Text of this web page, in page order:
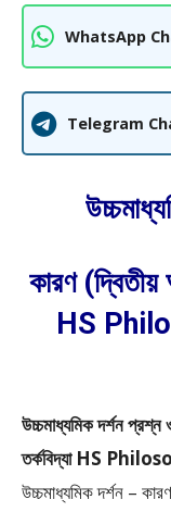
WhatsApp
Telegram
কারণ
HS
উচ্চমাধ্যমিক দর্শন
তর্কবিদ্যা HS
উচ্চমাধ্যমিক দর্শন –